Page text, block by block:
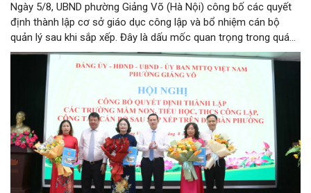
Ngày 5/8, UBND phường Giảng Võ (Hà Nội) công bố các quyết
định thành lập cơ sở giáo dục công lập và bổ nhiệm cán bộ
quản lý sau khi sắp xếp. Đây là dấu mốc quan trọng trong quá
trình kiện toàn tổ chức bộ máy, thực hiện chủ trương tinh gọn,
nâng cao hiệu lực, hiệu quả quản lý theo các nghị quyết của
Trung ương và kế hoạch của UBND TP Hà Nội.